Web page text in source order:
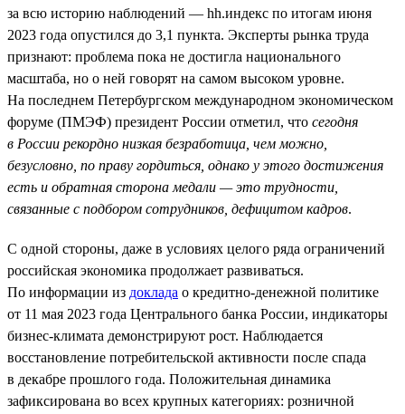
за всю историю наблюдений — hh.индекс по итогам июня
2023 года опустился до 3,1 пункта. Эксперты рынка труда
признают: проблема пока не достигла национального
масштаба, но о ней говорят на самом высоком уровне.
На последнем Петербургском международном экономическом
форуме (ПМЭФ) президент России отметил, что сегодня
в России рекордно низкая безработица, чем можно,
безусловно, по праву гордиться, однако у этого достижения
есть и обратная сторона медали — это трудности,
связанные с подбором сотрудников, дефицитом кадров.
С одной стороны, даже в условиях целого ряда ограничений
российская экономика продолжает развиваться.
По информации из доклада о кредитно-денежной политике
от 11 мая 2023 года Центрального банка России, индикаторы
бизнес-климата демонстрируют рост. Наблюдается
восстановление потребительской активности после спада
в декабре прошлого года. Положительная динамика
зафиксирована во всех крупных категориях: розничной